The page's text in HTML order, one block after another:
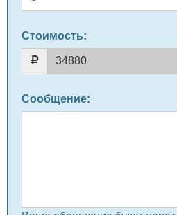
Стоимость:
Сообщение: